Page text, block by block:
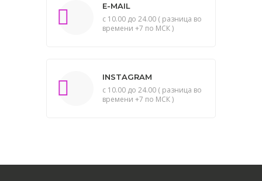
E-MAIL
с 10.00 до 24.00 ( разница во
времени +7 по МСК )
INSTAGRAM
с 10.00 до 24.00 ( разница во
времени +7 по МСК )